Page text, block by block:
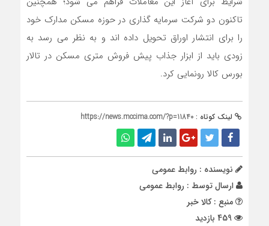
تاکنون دو شرکت سرمایه گذاری در حوزه مسکن مدارک خود
را برای انتشار اوراق تحویل داده اند و به نظر می رسد به
زودی باید از ابزار جذاب پیش فروش متری مسکن در تالار
بورس کالا رونمایی کرد.
لینک کوتاه : https://news.mccima.com/?p=11840
نویسنده : روابط عمومی
ارسال توسط : روابط عمومی
منبع : کالا خبر